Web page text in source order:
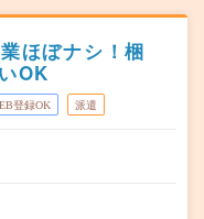
ほぼナシ！梱
OK
登録OK 派遣